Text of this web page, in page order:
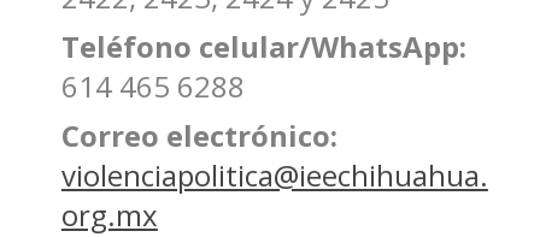
Teléfono celular/WhatsApp:
614 465 6288
Correo electrónico:
violenciapolitica@ieechihuahua.
org.mx